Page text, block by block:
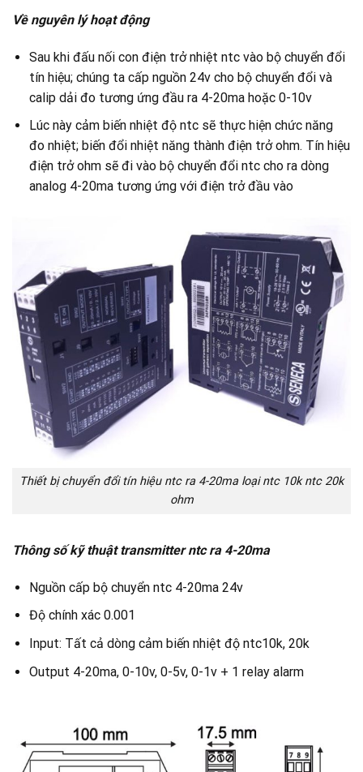
Về nguyên lý hoạt động
Sau khi đấu nối con điện trở nhiệt ntc vào bộ chuyển đổi
tín hiệu; chúng ta cấp nguồn 24v cho bộ chuyển đổi và
calip dải đo tương ứng đầu ra 4-20ma hoặc 0-10v
Lúc này cảm biến nhiệt độ ntc sẽ thực hiện chức năng
đo nhiệt; biến đổi nhiệt năng thành điện trở ohm. Tín hiệu
điện trở ohm sẽ đi vào bộ chuyển đổi ntc cho ra dòng
analog 4-20ma tương ứng với điện trở đầu vào
Thiết bị chuyển đổi tín hiệu ntc ra 4-20ma loại ntc 10k ntc 20k
ohm
Thông số kỹ thuật transmitter ntc ra 4-20ma
Nguồn cấp bộ chuyển ntc 4-20ma 24v
Độ chính xác 0.001
Input: Tất cả dòng cảm biến nhiệt độ ntc10k, 20k
Output 4-20ma, 0-10v, 0-5v, 0-1v + 1 relay alarm